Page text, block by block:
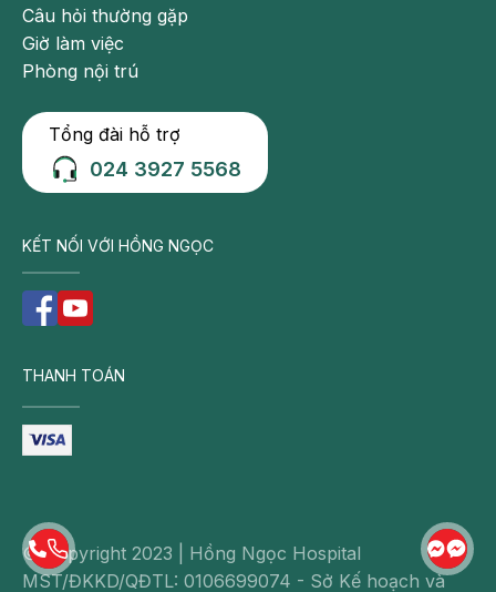
Câu hỏi thường gặp
Giờ làm việc
Phòng nội trú
Tổng đài hỗ trợ
024 3927 5568
KẾT NỐI VỚI HỒNG NGỌC
THANH TOÁN
© Copyright 2023 | Hồng Ngọc Hospital
MST/ĐKKD/QĐTL: 0106699074 - Sở Kế hoạch và